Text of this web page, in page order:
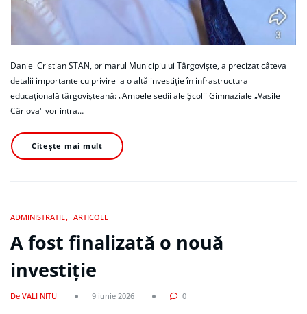
Daniel Cristian STAN, primarul Municipiului Târgoviște, a precizat câteva
detalii importante cu privire la o altă investiție în infrastructura
educațională târgovișteană: „Ambele sedii ale Școlii Gimnaziale „Vasile
Cârlova" vor intra…
Citește mai mult
ADMINISTRATIE ARTICOLE
A fost finalizată o nouă
investiție
De VALI NITU 9 iunie 2026 0